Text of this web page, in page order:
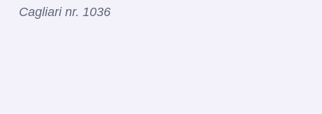
Cagliari nr. 1036​